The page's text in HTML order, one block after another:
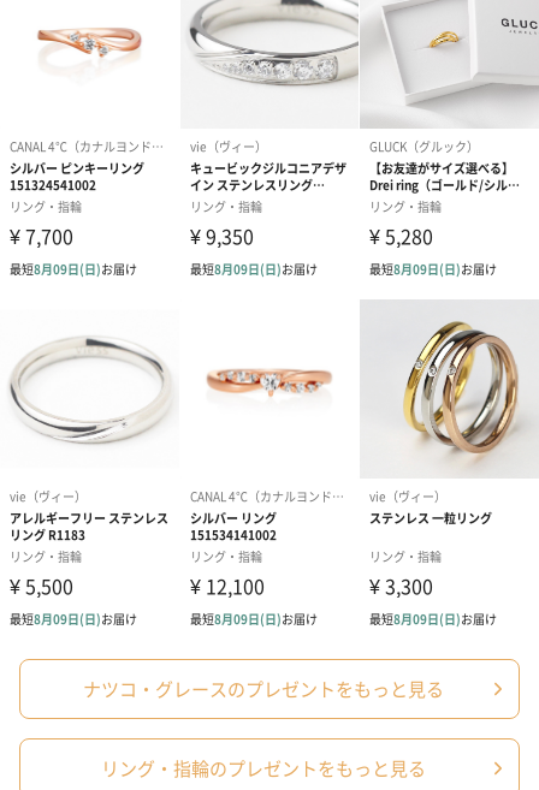
配送用のダンボールを装飾いたします。お相手のご住所に直接お
送りする際に人気のオプションです。お相手に直接手渡しする場
合は、紙袋との併用もおすすめです。
ダンボール装飾（チュ
ダンボール装
イトピンク×
ト）（580円）
紙袋
商品に合わせたサイズをお届けします。
あり（280円）
ナツコ・グレースのプレゼントをもっと見る
リング・指輪のプレゼントをもっと見る